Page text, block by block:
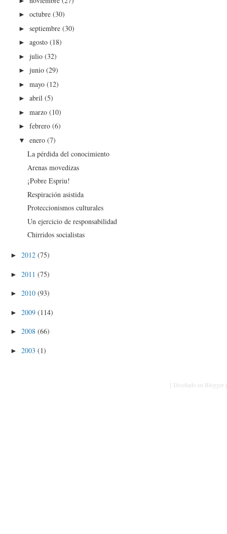
►octubre(30)
►septiembre(30)
►agosto(18)
►julio(32)
►junio(29)
►mayo(12)
►abril(5)
►marzo(10)
►febrero(6)
▼enero(7)
La pérdida del conocimiento
Arenas movedizas
¡Pobre Espriu!
Respiración asistida
Proteccionismos culturales
Un ejercicio de responsabilidad
Chirridos socialistas
► 2012 (75)
► 2011 (75)
► 2010 (93)
► 2009 (114)
► 2008 (66)
► 2003 (1)
[ Diseñado en Blogger